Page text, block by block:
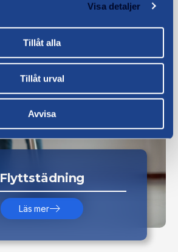
Visa detaljer
Tillåt alla
Tillåt urval
Avvisa
Flyttstädning
Läs mer